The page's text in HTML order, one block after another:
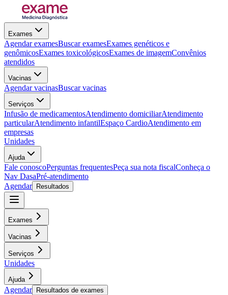
Exames
Agendar examesBuscar examesExames genéticos e
genômicosExames toxicológicosExames de imagemConvênios
atendidos
Vacinas
Agendar vacinasBuscar vacinas
Serviços
Infusão de medicamentosAtendimento domiciliarAtendimento
particularAtendimento infantilEspaço CardioAtendimento em
empresas
Unidades
Ajuda
Fale conoscoPerguntas frequentesPeça sua nota fiscalConheça o
Nav DasaPré-atendimento
Agendar
Resultados
Exames
Vacinas
Serviços
Unidades
Ajuda
Agendar Resultados de exames